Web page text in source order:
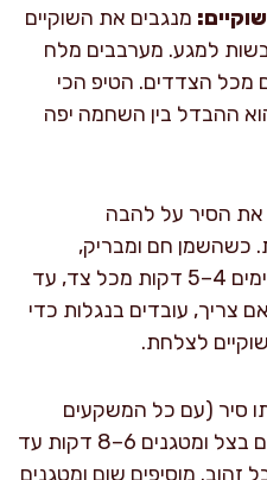
מנגבים את השוקיים
למגע. מערבבים מלח
מכל הצדדים. הטיפ הכי
ההבדל בין השחמה יפה
הסיר על להבה
כשהשמן חם ומבריק,
מניחים את השוקיים ומשחימים 4–5 דקות מכל צד, עד
צריך, עובדים בנגלות כדי
לצלחת.
סיר (עם כל המשקעים
הטעימים בתחתית) מוסיפים בצל ומטגנים 6–8 דקות עד
מוסיפים שום ומטגנים